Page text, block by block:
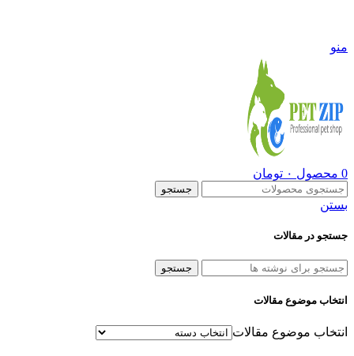
منو
0 محصول ۰ تومان
جستجو
بستن
جستجو در مقالات
جستجو
انتخاب موضوع مقالات
انتخاب موضوع مقالات